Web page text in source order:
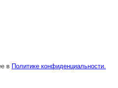
в Политике конфиденциальности.